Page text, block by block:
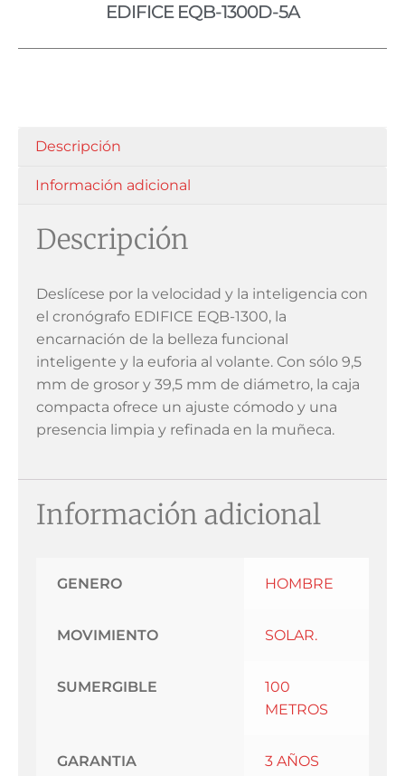
EDIFICE EQB-1300D-5A
Descripción
Información adicional
Descripción
Deslícese por la velocidad y la inteligencia con
el cronógrafo EDIFICE EQB-1300, la
encarnación de la belleza funcional
inteligente y la euforia al volante. Con sólo 9,5
mm de grosor y 39,5 mm de diámetro, la caja
compacta ofrece un ajuste cómodo y una
presencia limpia y refinada en la muñeca.
Información adicional
GENERO HOMBRE
MOVIMIENTO SOLAR.
SUMERGIBLE
100
METROS
GARANTIA 3 AÑOS